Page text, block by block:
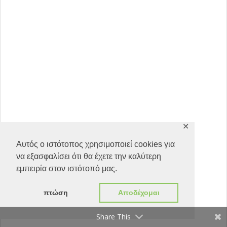
Αυτός ο ιστότοπος χρησιμοποιεί cookies για
να εξασφαλίσει ότι θα έχετε την καλύτερη
εμπειρία στον ιστότοπό μας.
πτώση Αποδέχομαι
✕
Share This